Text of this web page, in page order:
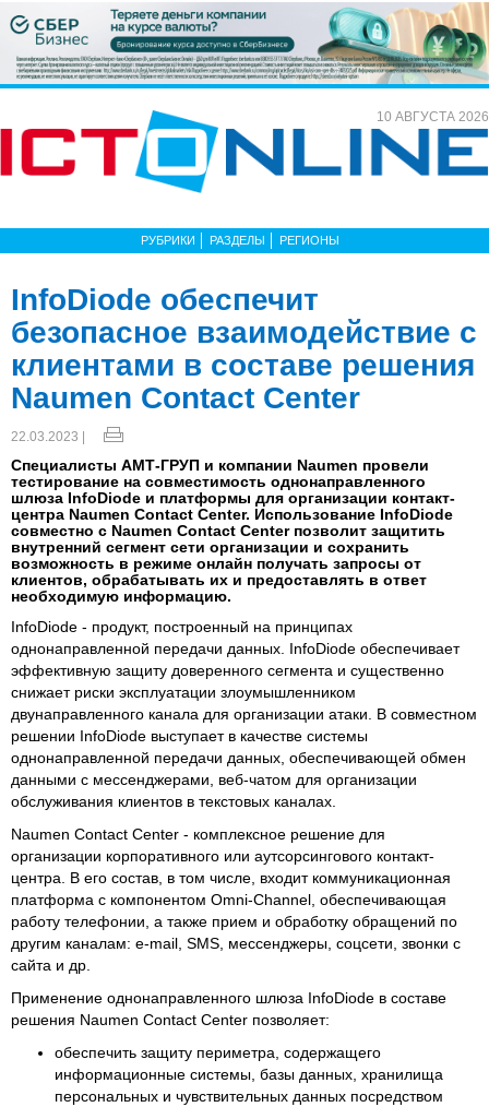
10 АВГУСТА 2026
РУБРИКИ РАЗДЕЛЫ РЕГИОНЫ
InfoDiode обеспечит
безопасное взаимодействие с
клиентами в составе решения
Naumen Contact Center
22.03.2023 |
Специалисты АМТ-ГРУП и компании Naumen провели
тестирование на совместимость однонаправленного
шлюза InfoDiode и платформы для организации контакт-
центра Naumen Contact Center. Использование InfoDiode
совместно с Naumen Contact Center позволит защитить
внутренний сегмент сети организации и сохранить
возможность в режиме онлайн получать запросы от
клиентов, обрабатывать их и предоставлять в ответ
необходимую информацию.
InfoDiode - продукт, построенный на принципах
однонаправленной передачи данных. InfoDiode обеспечивает
эффективную защиту доверенного сегмента и существенно
снижает риски эксплуатации злоумышленником
двунаправленного канала для организации атаки. В совместном
решении InfoDiode выступает в качестве системы
однонаправленной передачи данных, обеспечивающей обмен
данными с мессенджерами, веб-чатом для организации
обслуживания клиентов в текстовых каналах.
Naumen Contact Center - комплексное решение для
организации корпоративного или аутсорсингового контакт-
центра. В его состав, в том числе, входит коммуникационная
платформа с компонентом Omni-Channel, обеспечивающая
работу телефонии, а также прием и обработку обращений по
другим каналам: e-mail, SMS, мессенджеры, соцсети, звонки с
сайта и др.
Применение однонаправленного шлюза InfoDiode в составе
решения Naumen Contact Center позволяет:
обеспечить защиту периметра, содержащего
информационные системы, базы данных, хранилища
персональных и чувствительных данных посредством